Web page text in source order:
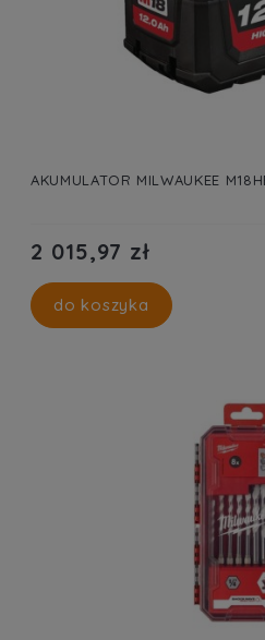
AKUMULATOR MILWAUKEE
2 015,97 zł
do koszyka